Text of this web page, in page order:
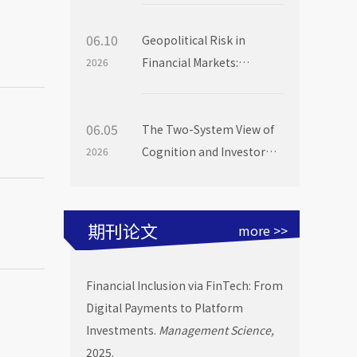
06.10
2026
Geopolitical Risk in
Financial Markets:
06.05
2026
The Two-System View of
Cognition and Investor
期刊论文 more >>
Financial Inclusion via FinTech: From
Digital Payments to Platform
Investments. Management Science,
2025.